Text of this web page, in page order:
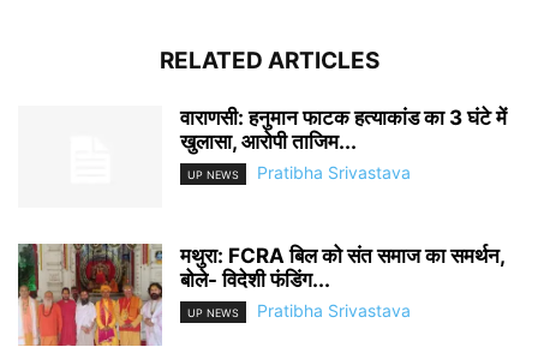
RELATED ARTICLES
वाराणसी: हनुमान फाटक हत्याकांड का 3 घंटे में
खुलासा, आरोपी ताजिम...
UP NEWS Pratibha Srivastava
मथुरा: FCRA बिल को संत समाज का समर्थन,
बोले- विदेशी फंडिंग...
UP NEWS Pratibha Srivastava